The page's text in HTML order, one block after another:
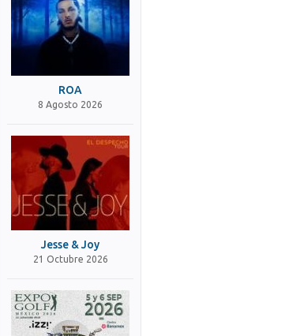
ROA
8 Agosto 2026
Jesse & Joy
21 Octubre 2026